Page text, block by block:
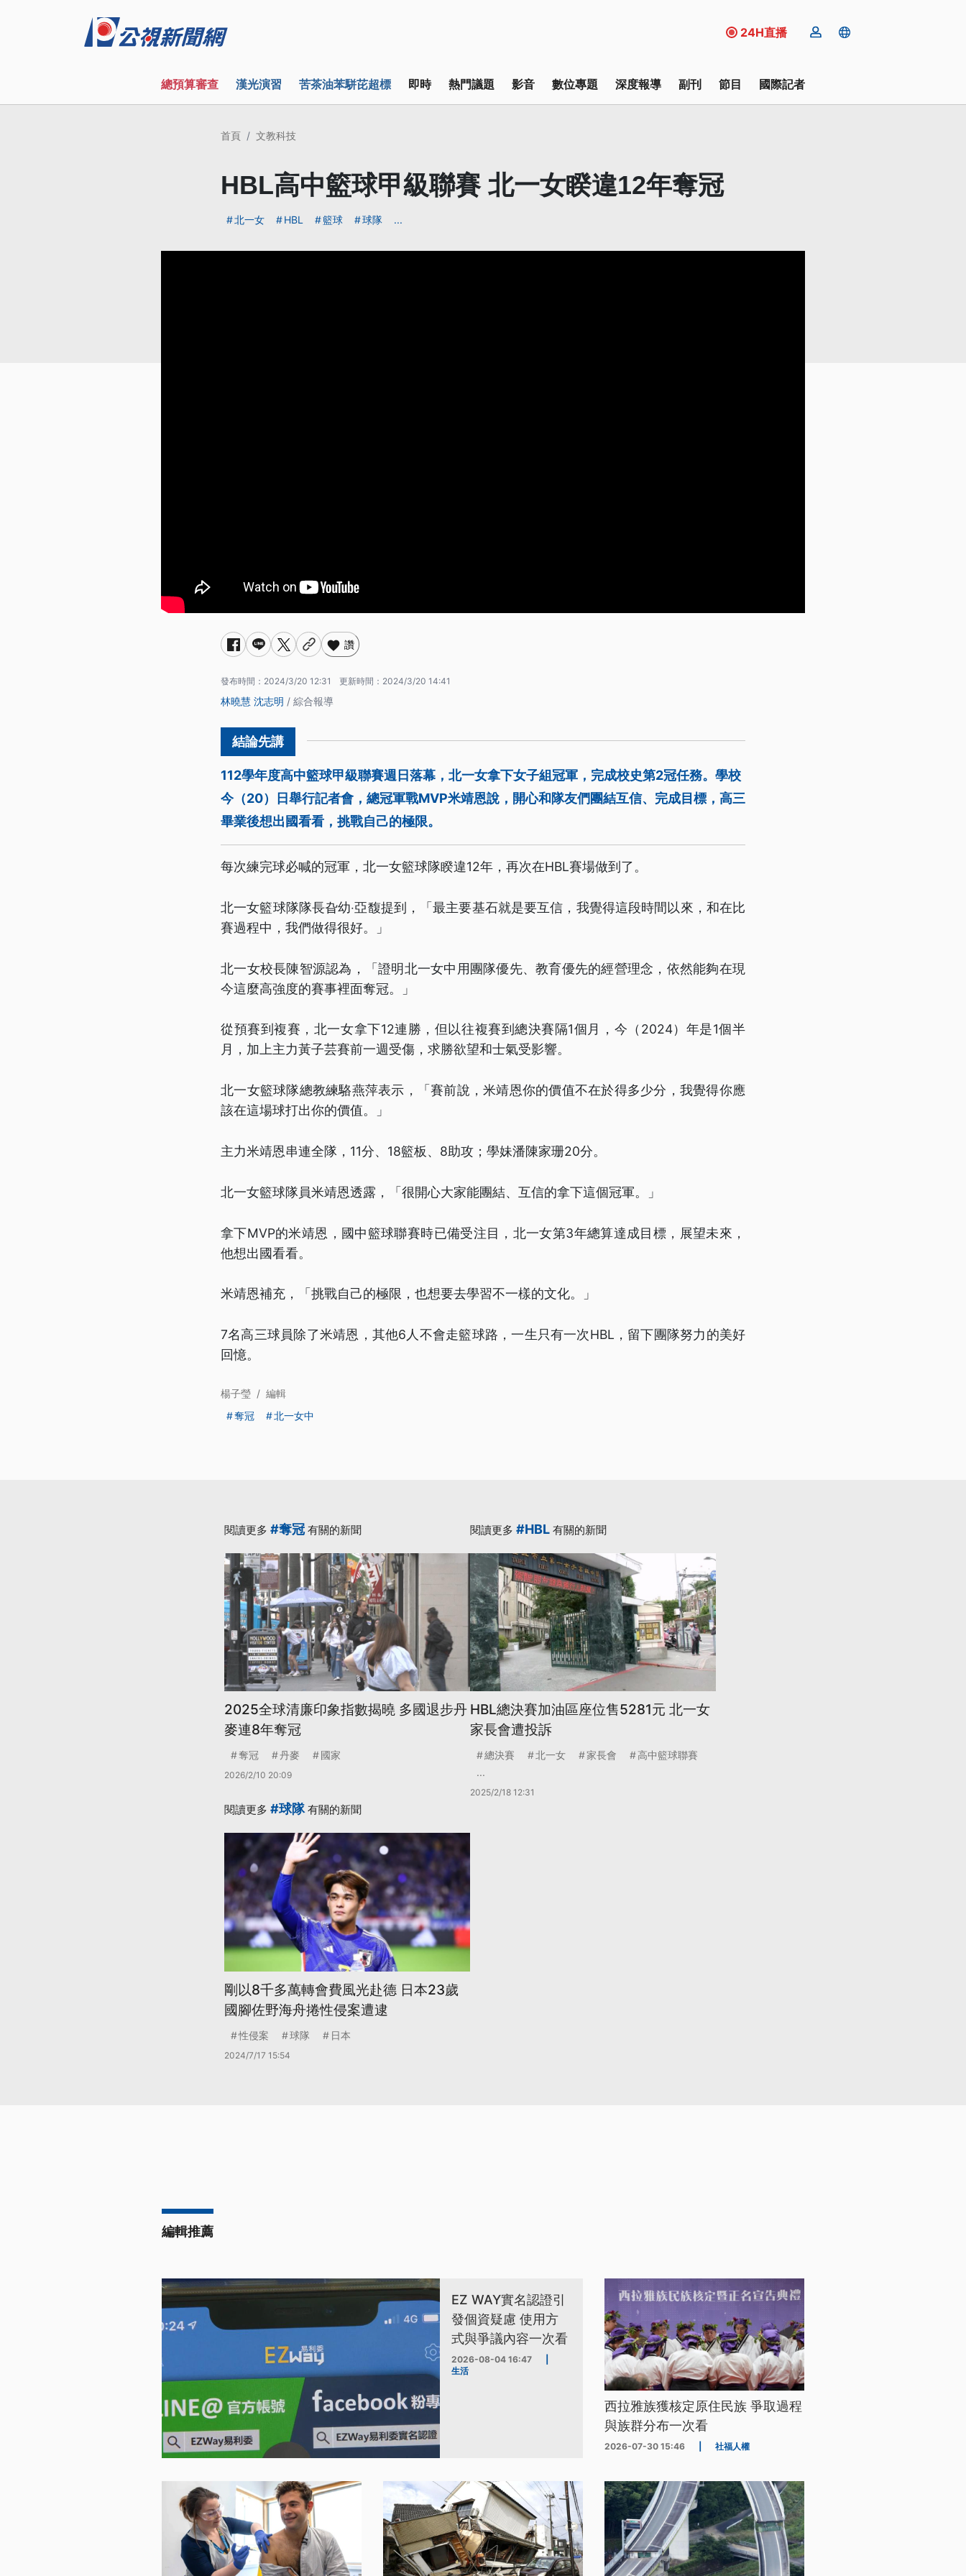
24H直播
總預算審查 漢光演習 苦茶油苯駢芘超標 即時 熱門議題 影音 數位專題 深度報導 副刊 節目 國際記者
首頁 文教科技
HBL高中籃球甲級聯賽 北一女睽違12年奪冠
北一女 HBL 籃球 球隊 ...
讚
發布時間： 2024/3/20 12:31 更新時間： 2024/3/20 14:41
林曉慧 沈志明 / 綜合報導
112學年度高中籃球甲級聯賽週日落幕，北一女拿下女子組冠軍，完成校史第2冠任務。學校
今（20）日舉行記者會，總冠軍戰MVP米靖恩說，開心和隊友們團結互信、完成目標，高三
畢業後想出國看看，挑戰自己的極限。
每次練完球必喊的冠軍，北一女籃球隊睽違12年，再次在HBL賽場做到了。
北一女籃球隊隊長旮幼‧亞馥提到，「最主要基石就是要互信，我覺得這段時間以來，和在比
賽過程中，我們做得很好。」
北一女校長陳智源認為，「證明北一女中用團隊優先、教育優先的經營理念，依然能夠在現
今這麼高強度的賽事裡面奪冠。」
從預賽到複賽，北一女拿下12連勝，但以往複賽到總決賽隔1個月，今（2024）年是1個半
月，加上主力黃子芸賽前一週受傷，求勝欲望和士氣受影響。
北一女籃球隊總教練駱燕萍表示，「賽前說，米靖恩你的價值不在於得多少分，我覺得你應
該在這場球打出你的價值。」
主力米靖恩串連全隊，11分、18籃板、8助攻；學妹潘陳家珊20分。
北一女籃球隊員米靖恩透露，「很開心大家能團結、互信的拿下這個冠軍。」
拿下MVP的米靖恩，國中籃球聯賽時已備受注目，北一女第3年總算達成目標，展望未來，
他想出國看看。
米靖恩補充，「挑戰自己的極限，也想要去學習不一樣的文化。」
7名高三球員除了米靖恩，其他6人不會走籃球路，一生只有一次HBL，留下團隊努力的美好
回憶。
楊子瑩 / 編輯
奪冠
北一女中
閱讀更多 #奪冠有關的新聞
2025全球清廉印象指數揭曉 多國退步丹
麥連8年奪冠
奪冠 丹麥 國家
2026/2/10 20:09
閱讀更多 #HBL 有關的新聞
HBL總決賽加油區座位售5281元 北一女
家長會遭投訴
總決賽 北一女 家長會
高中籃球聯賽
...
2025/2/18 12:31
閱讀更多 #球隊有關的新聞
剛以8千多萬轉會費風光赴德 日本23歲
國腳佐野海舟捲性侵案遭逮
性侵案 球隊 日本
2024/7/17 15:54
編輯推薦
EZ WAY實名認證引
發個資疑慮 使用方
式與爭議內容一次看
2026-08-04 16:47
生活
西拉雅族獲核定原住民族 爭取過程
與族群分布一次看
2026-07-30 15:46 社福人權